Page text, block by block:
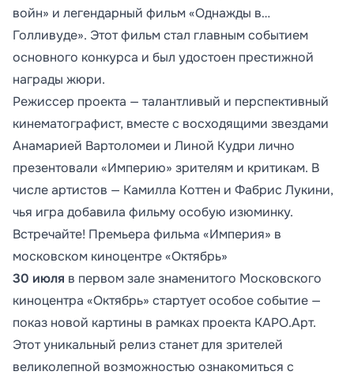
войн» и легендарный фильм «Однажды в…
Голливуде». Этот фильм стал главным событием
основного конкурса и был удостоен престижной
награды жюри.
Режиссер проекта — талантливый и перспективный
кинематографист, вместе с восходящими звездами
Анамарией Вартоломеи и Линой Кудри лично
презентовали «Империю» зрителям и критикам. В
числе артистов — Камилла Коттен и Фабрис Лукини,
чья игра добавила фильму особую изюминку.
Встречайте! Премьера фильма «Империя» в
московском киноцентре «Октябрь»
30 июля в первом зале знаменитого Московского
киноцентра «Октябрь» стартует особое событие —
показ новой картины в рамках проекта КАРО.Арт.
Этот уникальный релиз станет для зрителей
великолепной возможностью ознакомиться с